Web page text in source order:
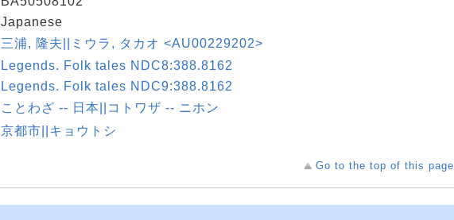
Japanese
三浦, 隆夫||ミウラ, タカオ <AU00229202>
Legends. Folk tales NDC8:388.8162
Legends. Folk tales NDC9:388.8162
ことわざ -- 日本||コトワザ -- ニホン
京都市||キョウトシ
Go to the top of this page